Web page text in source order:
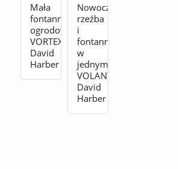
Mała
fontanna
ogrodowa
VORTEX
David
Harber
Nowoczesna
rzeźba
i
fontanna
w
jednym
VOLANTE
David
Harber